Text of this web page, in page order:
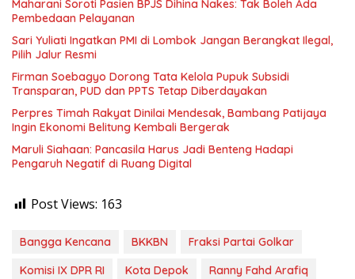
Maharani Soroti Pasien BPJS Dihina Nakes: Tak Boleh Ada
Pembedaan Pelayanan
Sari Yuliati Ingatkan PMI di Lombok Jangan Berangkat Ilegal,
Pilih Jalur Resmi
Firman Soebagyo Dorong Tata Kelola Pupuk Subsidi
Transparan, PUD dan PPTS Tetap Diberdayakan
Perpres Timah Rakyat Dinilai Mendesak, Bambang Patijaya
Ingin Ekonomi Belitung Kembali Bergerak
Maruli Siahaan: Pancasila Harus Jadi Benteng Hadapi
Pengaruh Negatif di Ruang Digital
Post Views: 163
Bangga Kencana BKKBN
Fraksi Partai Golkar
Komisi IX DPR RI
Kota Depok Ranny Fahd Arafiq